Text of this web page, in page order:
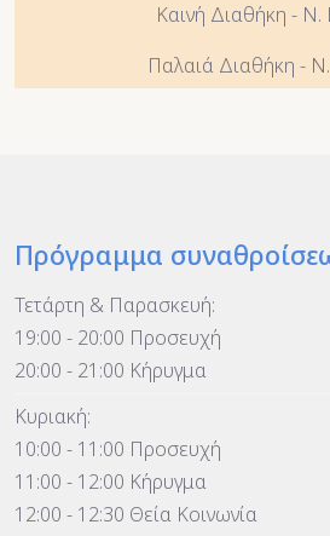
Καινή Διαθήκη -
Παλαιά Διαθήκη -
Πρόγραμμα
Τετάρτη & Παρασκευή:
19:00 - 20:00 Προσευχή
20:00 - 21:00 Κήρυγμα
Κυριακή:
10:00 - 11:00 Προσευχή
11:00 - 12:00 Κήρυγμα
12:00 - 12:30 Θεία Κοινωνία